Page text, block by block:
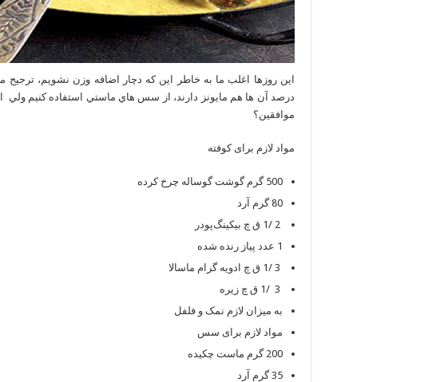
اين روزها اغلب ما به خاطر اين كه دچار اضافه وزن نشويم،
درصد آن ها هم مايونز دارند، از سس هاي ماستي استفاده كنيم
موافقين؟
مواد لازم برای کوفته
500 گرم گوشت گوساله چرخ کرده
80 گرم آرد
1 عدد پیاز رنده شده
به میزان لازم نمک و فلفل
مواد لازم برای سس
200 گرم ماست چکیده
35 گرم آرد